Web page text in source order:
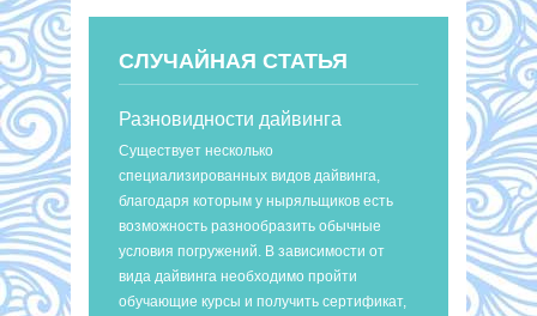
СЛУЧАЙНАЯ СТАТЬЯ
Разновидности дайвинга
Существует несколько
специализированных видов дайвинга,
благодаря которым у ныряльщиков есть
возможность разнообразить обычные
условия погружений. В зависимости от
вида дайвинга необходимо пройти
обучающие курсы и получить сертификат,